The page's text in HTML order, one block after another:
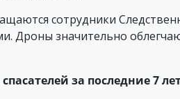
сотрудники
Дроны значительно
за последние 7